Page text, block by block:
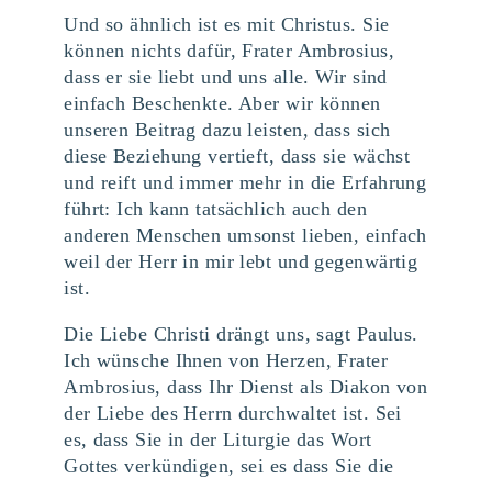
Und so ähnlich ist es mit Christus. Sie
können nichts dafür, Frater Ambrosius,
dass er sie liebt und uns alle. Wir sind
einfach Beschenkte. Aber wir können
unseren Beitrag dazu leisten, dass sich
diese Beziehung vertieft, dass sie wächst
und reift und immer mehr in die Erfahrung
führt: Ich kann tatsächlich auch den
anderen Menschen umsonst lieben, einfach
weil der Herr in mir lebt und gegenwärtig
ist.
Die Liebe Christi drängt uns, sagt Paulus.
Ich wünsche Ihnen von Herzen, Frater
Ambrosius, dass Ihr Dienst als Diakon von
der Liebe des Herrn durchwaltet ist. Sei
es, dass Sie in der Liturgie das Wort
Gottes verkündigen, sei es dass Sie die